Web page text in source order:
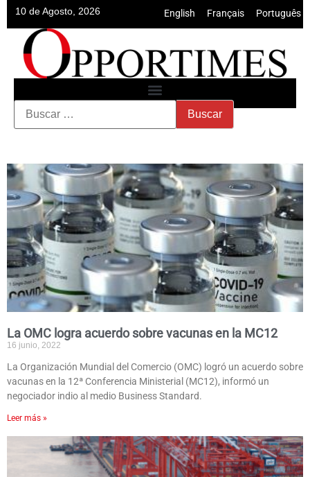
10 de Agosto, 2026 English Français Português
La OMC logra acuerdo sobre vacunas en la MC12
16 junio, 2022
La Organización Mundial del Comercio (OMC) logró un acuerdo sobre
vacunas en la 12ª Conferencia Ministerial (MC12), informó un
negociador indio al medio Business Standard.
Leer más »